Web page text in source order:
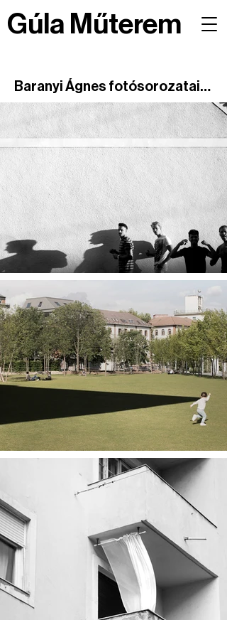
Gúla Műterem
Baranyi Ágnes fotósorozatai
Gyerekkorom óta mindenhová
elkísér a fényképezőgépem. Ha
lehet, úton vagyok, hogy
megtaláljanak a pillanatok.